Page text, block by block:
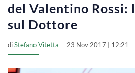
del Valentino Rossi:
sul Dottore
diStefano Vitetta 23 Nov 2017 | 12:21